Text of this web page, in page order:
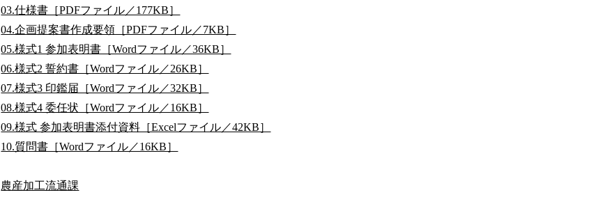
03.仕様書［PDFファイル／177KB］
04.企画提案書作成要領［PDFファイル／7KB］
05.様式1 参加表明書［Wordファイル／36KB］
06.様式2 誓約書［Wordファイル／26KB］
07.様式3 印鑑届［Wordファイル／32KB］
08.様式4 委任状［Wordファイル／16KB］
09.様式 参加表明書添付資料［Excelファイル／42KB］
10.質問書［Wordファイル／16KB］
農産加工流通課